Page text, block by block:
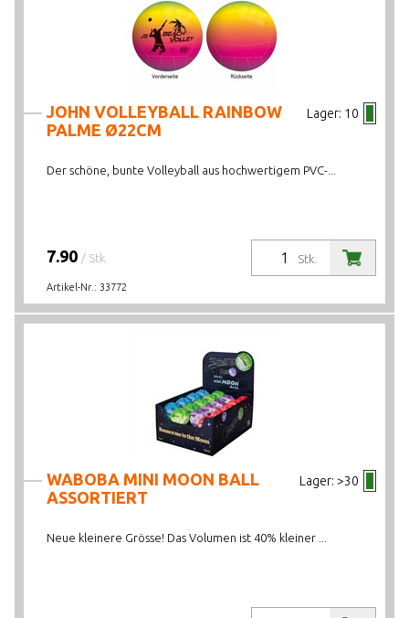
Lager: 10
JOHN VOLLEYBALL RAINBOW
PALME Ø22CM
Der schöne, bunte Volleyball aus hochwertigem PVC-...
Stk.
7.90 / Stk.
Artikel-Nr.: 33772
Lager: >30
WABOBA MINI MOON BALL
ASSORTIERT
Neue kleinere Grösse! Das Volumen ist 40% kleiner ...